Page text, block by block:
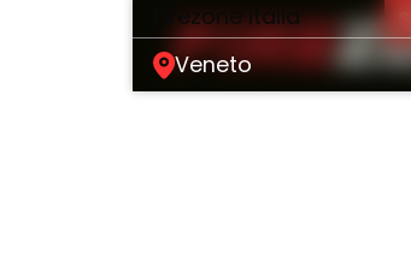
Firezone Italia
Veneto